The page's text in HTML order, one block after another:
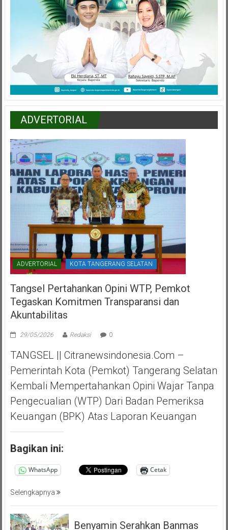
ADVERTORIAL
ADVERTORIAL KOTA TANGERANG SELATAN
Tangsel Pertahankan Opini WTP, Pemkot
Tegaskan Komitmen Transparansi dan
Akuntabilitas
29/05/2026 Redaksi 0
TANGSEL || Citranewsindonesia.com –
Pemerintah Kota (Pemkot) Tangerang Selatan
Kembali Mempertahankan Opini Wajar Tanpa
Pengecualian (WTP) Dari Badan Pemeriksa
Keuangan (BPK) Atas Laporan Keuangan
Bagikan ini:
WhatsApp Cetak
Selengkapnya
Benyamin Serahkan Banmas